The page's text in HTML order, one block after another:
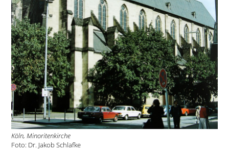
Köln, Minoritenkirche
Foto: Dr. Jakob Schlafke